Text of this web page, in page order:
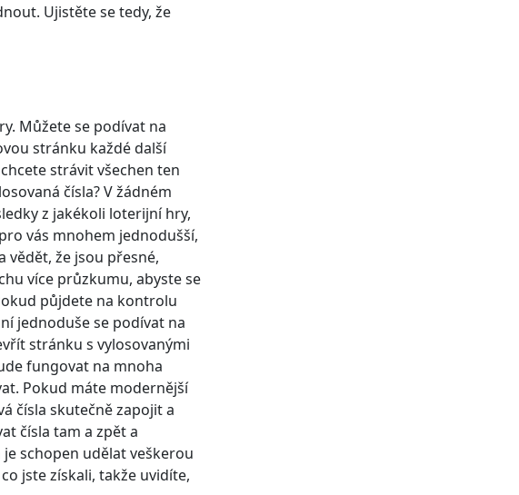
Ujistěte se tedy, že
Můžete se podívat na
stránku každé další
strávit všechen ten
čísla? V žádném
z jakékoli loterijní hry,
vás mnohem jednodušší,
vědět, že jsou přesné,
více průzkumu, abyste se
půjdete na kontrolu
jednoduše se podívat na
stránku s vylosovanými
fungovat na mnoha
Pokud máte modernější
čísla skutečně zapojit a
čísla tam a zpět a
schopen udělat veškerou
jste získali, takže uvidíte,